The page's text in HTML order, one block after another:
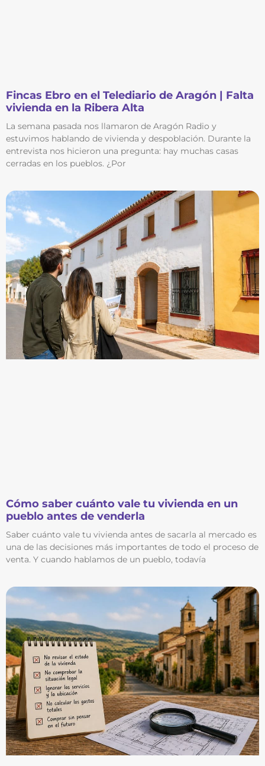
Fincas Ebro en el Telediario de Aragón | Falta
vivienda en la Ribera Alta
La semana pasada nos llamaron de Aragón Radio y
estuvimos hablando de vivienda y despoblación. Durante la
entrevista nos hicieron una pregunta: hay muchas casas
cerradas en los pueblos. ¿Por
Cómo saber cuánto vale tu vivienda en un
pueblo antes de venderla
Saber cuánto vale tu vivienda antes de sacarla al mercado es
una de las decisiones más importantes de todo el proceso de
venta. Y cuando hablamos de un pueblo, todavía